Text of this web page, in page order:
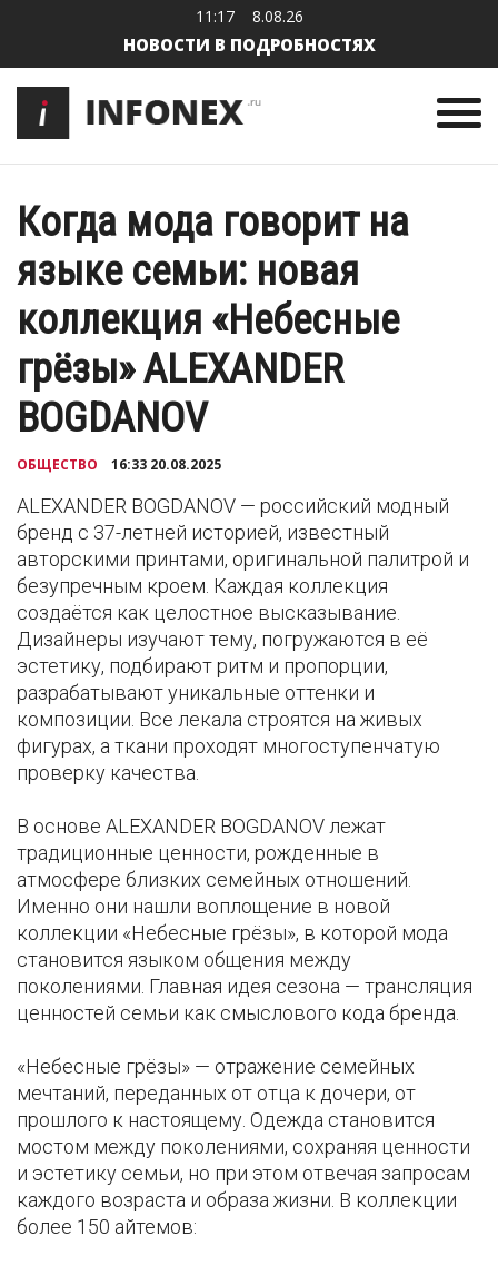
11:17 8.08.26
НОВОСТИ В ПОДРОБНОСТЯХ
Когда мода говорит на
языке семьи: новая
коллекция «Небесные
грёзы» ALEXANDER
BOGDANOV
ОБЩЕСТВО 16:33 20.08.2025
ALEXANDER BOGDANOV — российский модный
бренд с 37-летней историей, известный
авторскими принтами, оригинальной палитрой и
безупречным кроем. Каждая коллекция
создаётся как целостное высказывание.
Дизайнеры изучают тему, погружаются в её
эстетику, подбирают ритм и пропорции,
разрабатывают уникальные оттенки и
композиции. Все лекала строятся на живых
фигурах, а ткани проходят многоступенчатую
проверку качества.
В основе ALEXANDER BOGDANOV лежат
традиционные ценности, рожденные в
атмосфере близких семейных отношений.
Именно они нашли воплощение в новой
коллекции «Небесные грёзы», в которой мода
становится языком общения между
поколениями. Главная идея сезона — трансляция
ценностей семьи как смыслового кода бренда.
«Небесные грёзы» — отражение семейных
мечтаний, переданных от отца к дочери, от
прошлого к настоящему. Одежда становится
мостом между поколениями, сохраняя ценности
и эстетику семьи, но при этом отвечая запросам
каждого возраста и образа жизни. В коллекции
более 150 айтемов: